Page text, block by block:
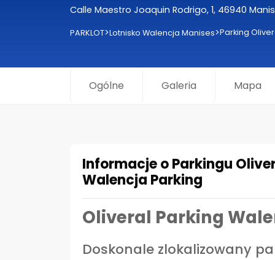
Calle Maestro Joaquin Rodrigo, 1, 46940
PARKLOT>Lotnisko Walencja Manises>Parking
Ogólne Galeria Mapa
Informacje o Parkingu
Walencja Parking
Oliveral Parking
Doskonale zlokalizowany